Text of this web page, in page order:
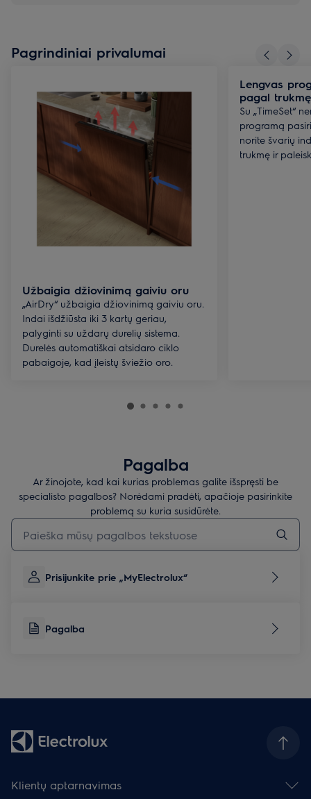
Pagrindiniai privalumai
Užbaigia džiovinimą gaiviu oru
„AirDry“ užbaigia džiovinimą gaiviu oru.
Indai išdžiūsta iki 3 kartų geriau,
palyginti su uždarų durelių sistema.
Durelės automatiškai atsidaro ciklo
pabaigoje, kad įleistų šviežio oro.
Lengvas
pagal trukmę
Su „TimeSet“
programą
norite švarių
trukmę ir
Pagalba
Ar žinojote, kad kai kurias problemas galite išspręsti be
specialisto pagalbos? Norėdami pradėti, apačioje pasirinkite
problemą su kuria susidūrėte.
Įveskite tekstą, jei norite ieškoti pagalbinių straipsnių
Prisijunkite prie „MyElectrolux“
Pagalba
Klientų aptarnavimas